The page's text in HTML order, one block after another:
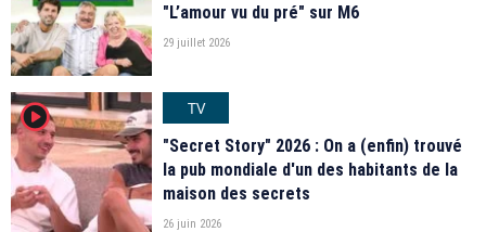
"L’amour vu du pré" sur M6
29 juillet 2026
player2
TV
"Secret Story" 2026 : On a (enfin) trouvé
la pub mondiale d'un des habitants de la
maison des secrets
26 juin 2026